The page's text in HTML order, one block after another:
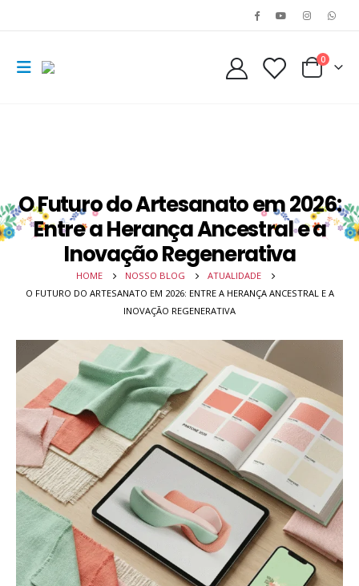
0
O Futuro do Artesanato em 2026:
Entre a Herança Ancestral e a
Inovação Regenerativa
HOME NOSSO BLOG
ATUALIDADE
O FUTURO DO ARTESANATO EM 2026: ENTRE A HERANÇA ANCESTRAL E A
INOVAÇÃO REGENERATIVA